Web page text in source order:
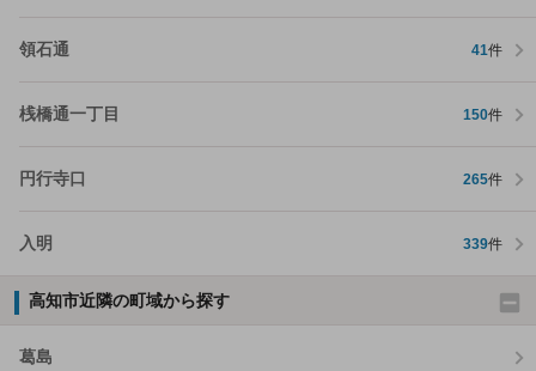
領石通 41件
桟橋通一丁目 150件
円行寺口 265件
入明 339件
高知市近隣の町域から探す
葛島